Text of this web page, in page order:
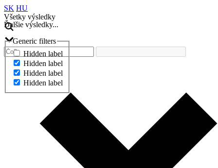
SK HU
Všetky výsledky
Ďalšie výsledky...
Generic filters
Hidden label
Hidden label
Hidden label
Hidden label
Ďalšie výsledky...